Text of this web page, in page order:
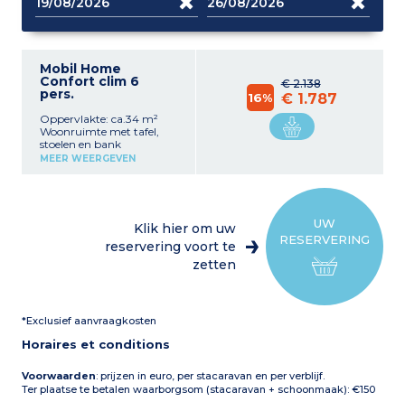
Mobil Home
Confort clim 6
pers.
Oppervlakte: ca.34 m²
Woonruimte met tafel,
stoelen en bank
Kitchenette (koelkast met
1 slaapkamer met 1
tweepersoonsbed (140 x
wastafel
Gedeeltelijk overdekt terras
stoelen), barbecue of
plancha (afhankelijk van
beschikbaarheid)
MEER WEERGEVEN
€ 2.138
16% € 1.787
UW
RESERVERING
Klik hier om uw
reservering voort te
zetten
*Exclusief aanvraagkosten
Horaires et conditions
Voorwaarden: prijzen in euro, per stacaravan en per verblijf.
Ter plaatse te betalen waarborgsom (stacaravan + schoonmaak): €150